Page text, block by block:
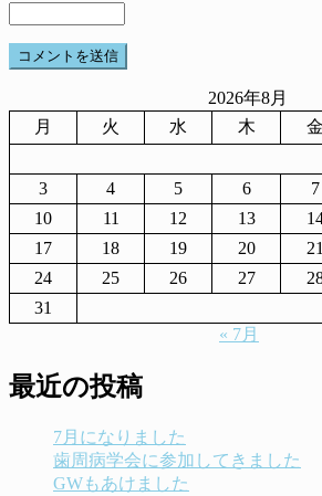
2026年8月
月
火 水 木 金
3
4 5 6 7
10
11 12 13
17
18 19 20 21
24
25 26 27
31
« 7月
最近の投稿
7月になりました
歯周病学会に参加してきました
GWもあけました